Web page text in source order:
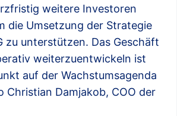
weitere Investoren
die Umsetzung der Strategie
zu unterstützen. Das Geschäft
weiterzuentwickeln ist
auf der Wachstumsagenda
Christian Damjakob, COO der